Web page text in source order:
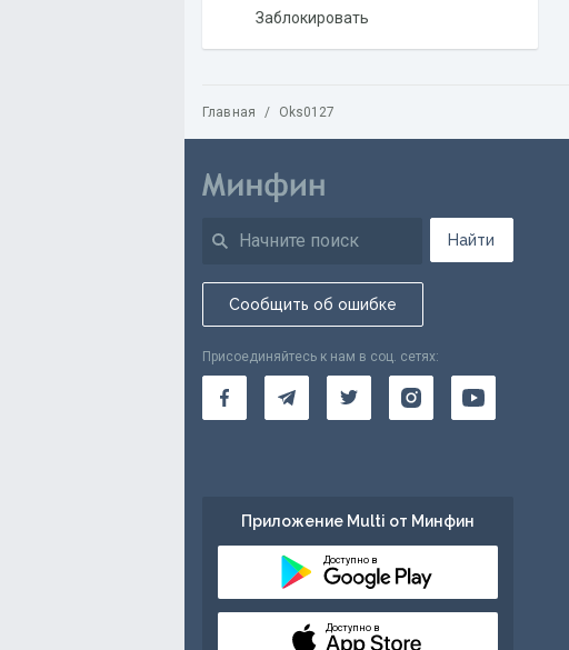
Заблокировать
Главная / Oks0127
Найти
Сообщить об ошибке
Присоединяйтесь к нам в соц. сетях:
Приложение Multi от Минфин
Доступно в
Доступно в